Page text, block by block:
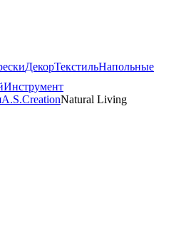
ДекорТекстильНапольные
Инструмент
A.S.CreationNatural Living